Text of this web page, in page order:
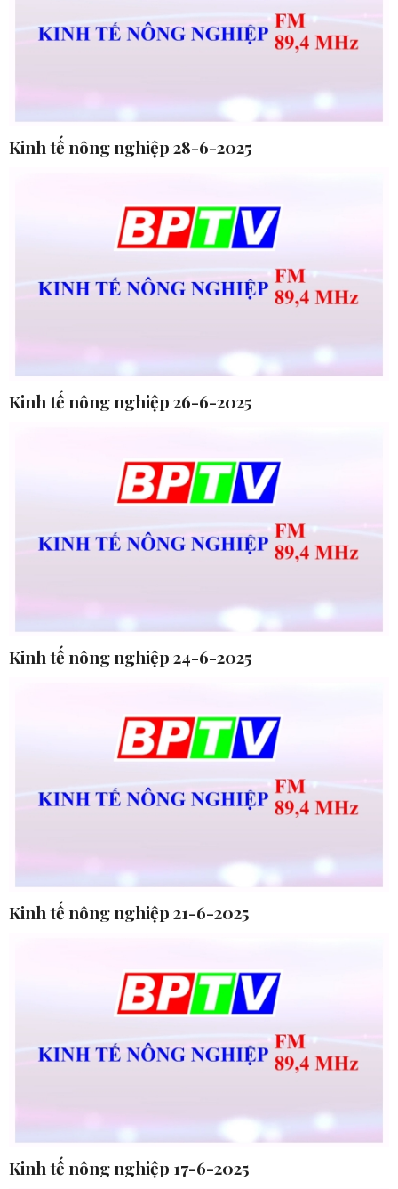
Kinh tế nông nghiệp 28-6-2025
Kinh tế nông nghiệp 26-6-2025
Kinh tế nông nghiệp 24-6-2025
Kinh tế nông nghiệp 21-6-2025
Kinh tế nông nghiệp 17-6-2025